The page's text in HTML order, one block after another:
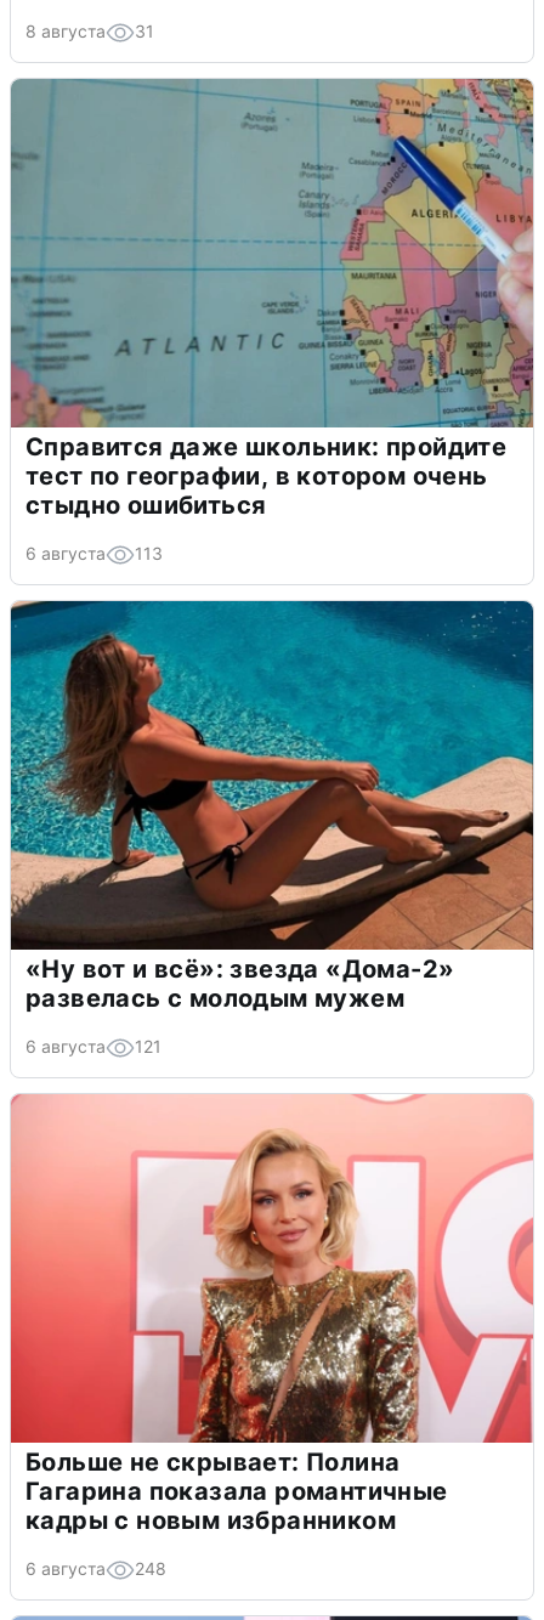
8 августа 31
Справится даже школьник: пройдите
тест по географии, в котором очень
стыдно ошибиться
6 августа 113
«Ну вот и всё»: звезда «Дома-2»
развелась с молодым мужем
6 августа 121
Больше не скрывает: Полина
Гагарина показала романтичные
кадры с новым избранником
6 августа 248